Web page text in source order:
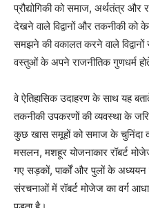
प्रौद्योगिकी को समाज, अर्थतंत्र
देखने वाले विद्वानों और तकनीकी को
समझने की वकालत करने वाले
वस्तुओं के अपने राजनीतिक गुणधर्म
वे ऐतिहासिक उदाहरण के साथ यह
तकनीकी उपकरणों की व्यवस्था के
कुछ खास समूहों को समाज के चुनिंदा
मसलन, मशहूर योजनाकार रॉबर्ट
गए सड़कों, पार्कों और पुलों के
संरचनाओं में रॉबर्ट मोजेज का वर्ग